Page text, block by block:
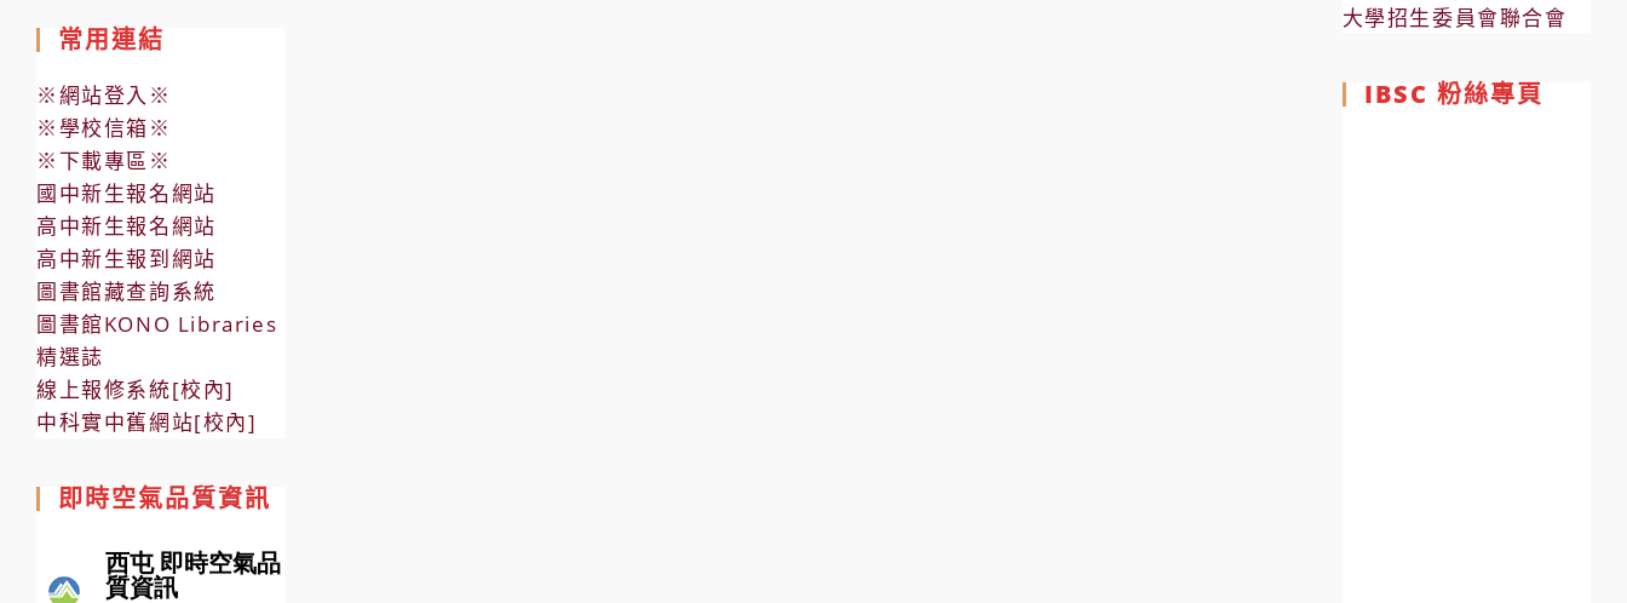
常用連結
※網站登入※
※學校信箱※
※下載專區※
國中新生報名網站
高中新生報名網站
高中新生報到網站
圖書館藏查詢系統
圖書館KONO Libraries
精選誌
線上報修系統[校內]
中科實中舊網站[校內]
即時空氣品質資訊
大學招生委員會聯合會
IBSC 粉絲專頁